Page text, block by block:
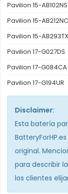
Pavilion 15-AB102NS
Pavilion 15-AB212NC
Pavilion 15-AB293TX
Pavilion 17-G027DS
Pavilion 17-G084CA
Pavilion 17-G194UR
Disclaimer:
Esta batería
original.
para describir
los clientes